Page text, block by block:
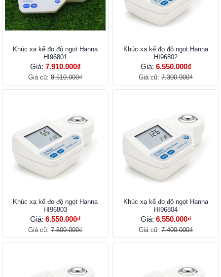
Khúc xạ kế đo độ ngọt Hanna
HI96801
Giá: 7.910.000₫
Giá cũ: 8.510.000₫
Khúc xạ kế đo độ ngọt Hanna
HI96802
Giá: 6.550.000₫
Giá cũ: 7.300.000₫
Khúc xạ kế đo độ ngọt Hanna
HI96803
Giá: 6.550.000₫
Giá cũ: 7.500.000₫
Khúc xạ kế đo độ ngọt Hanna
HI96804
Giá: 6.550.000₫
Giá cũ: 7.400.000₫